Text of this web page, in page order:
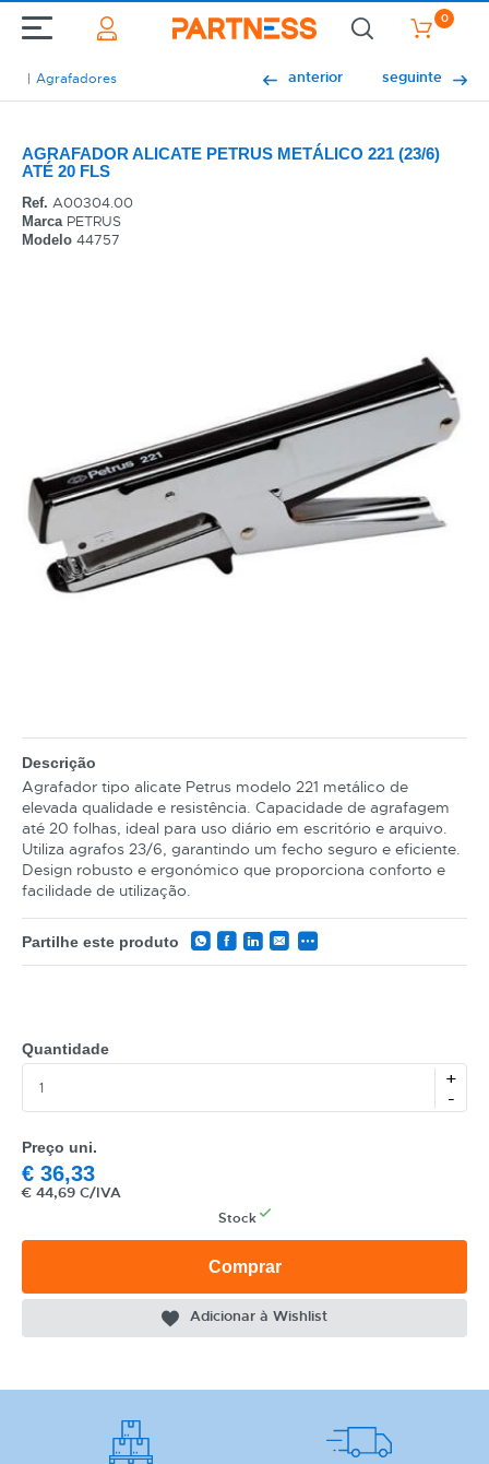
0
Agrafadores anterior seguinte
AGRAFADOR ALICATE PETRUS METÁLICO 221 (23/6)
ATÉ 20 FLS
Ref. A00304.00
MarcaPETRUS
Modelo 44757
Descrição
Agrafador tipo alicate Petrus modelo 221 metálico de
elevada qualidade e resistência. Capacidade de agrafagem
até 20 folhas, ideal para uso diário em escritório e arquivo.
Utiliza agrafos 23/6, garantindo um fecho seguro e eficiente.
Design robusto e ergonómico que proporciona conforto e
facilidade de utilização.
Partilhe este produto
Quantidade
+
-
Preço uni.
€ 36,33
€ 44,69 C/IVA
Stock
Comprar
Adicionar à Wishlist
REF
EAN
NOME